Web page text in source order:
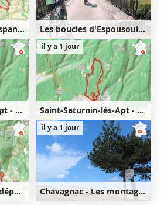
Entre Venerque et Espanès
Les boucles d'Espousouille
36km
830m
830m
Saint-Saturnin-lès-Apt - Lourète - Redony
350m
il y a 1 jour
Saint-Saturnin-lès-Apt - Lourète - Vaucarlenque
11km
440m
440m
Col de la Frache, au départ d'Aurel
il y a 1 jour
Chavagnac - Les montagnes de Ségur-les-Villas